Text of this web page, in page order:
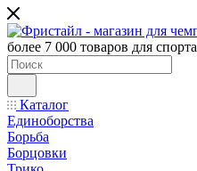
более 7 000 товаров для спорта
Каталог
Единоборства
Борьба
Борцовки